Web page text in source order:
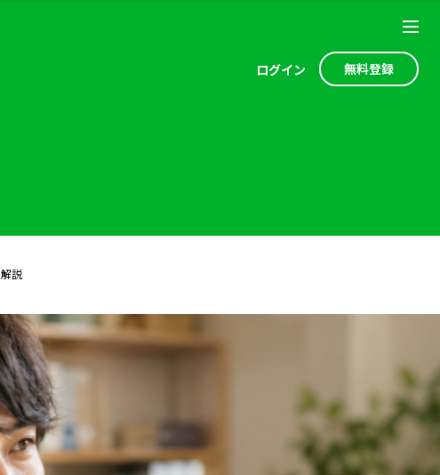
ログイン 無料登録
説